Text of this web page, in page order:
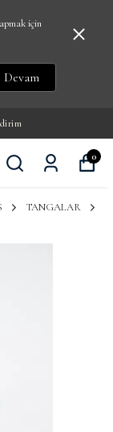
için
Devam
0
TANGALAR